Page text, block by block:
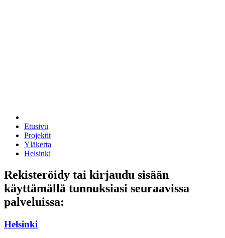
Etusivu
Projektit
Yläkerta
Helsinki
Rekisteröidy tai kirjaudu sisään
käyttämällä tunnuksiasi seuraavissa
palveluissa:
Helsinki